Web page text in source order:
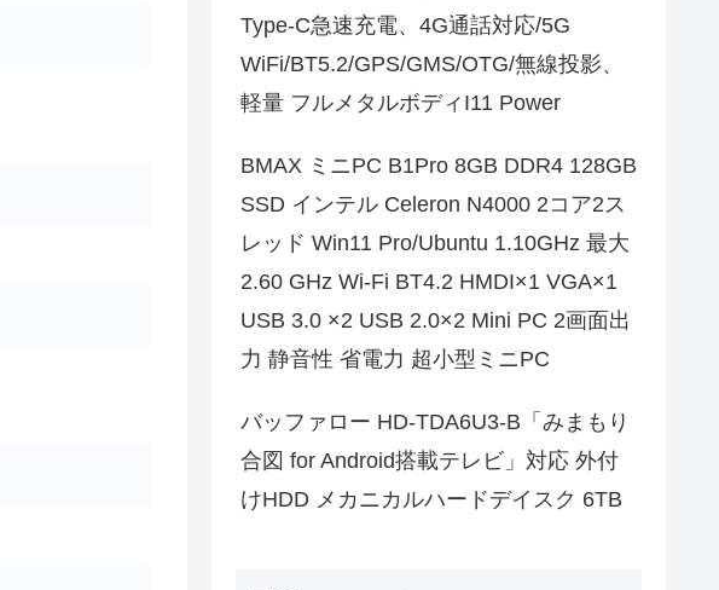
Type-C急速充電、4G通話対応/5G
WiFi/BT5.2/GPS/GMS/OTG/無線投影、
軽量 フルメタルボディI11 Power
BMAX ミニPC B1Pro 8GB DDR4 128GB
SSD インテル Celeron N4000 2コア2ス
レッド Win11 Pro/Ubuntu 1.10GHz 最大
2.60 GHz Wi-Fi BT4.2 HMDI×1 VGA×1
USB 3.0 ×2 USB 2.0×2 Mini PC 2画面出
力 静音性 省電力 超小型ミニPC
バッファロー HD-TDA6U3-B「みまもり
合図 for Android搭載テレビ」対応 外付
けHDD メカニカルハードデイスク 6TB